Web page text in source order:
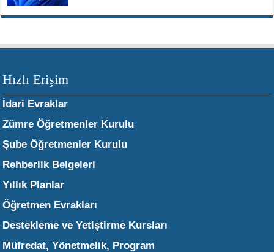
Hızlı Erişim
İdari Evraklar
Zümre Öğretmenler Kurulu
Şube Öğretmenler Kurulu
Rehberlik Belgeleri
Yıllık Planlar
Öğretmen Evrakları
Destekleme ve Yetiştirme Kursları
Müfredat, Yönetmelik, Program